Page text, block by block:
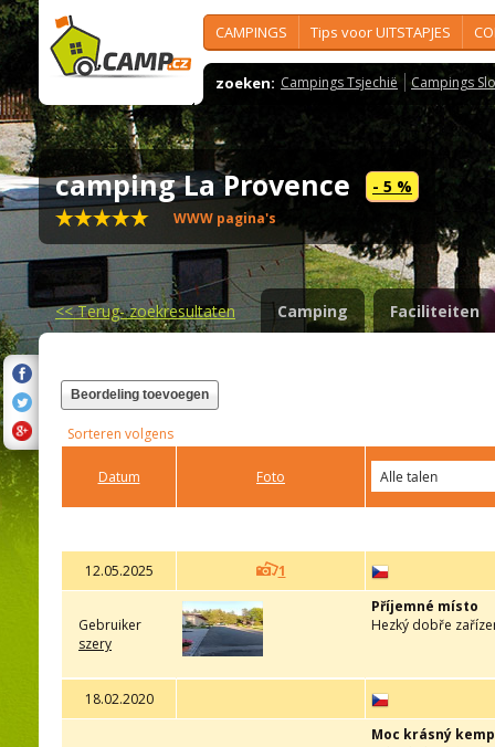
CAMPINGS Tips voor UITSTAPJES
zoeken: Campings Tsjechië Campings
camping La Provence - 5 %
WWW pagina's
<<Terug- zoekresultaten Camping Faciliteiten
Beordeling toevoegen
Sorteren volgens
Datum Foto
12.05.2025 1
Gebruiker
szery
Příjemné místo
Hezký dobře
18.02.2020
Moc krásný kemp